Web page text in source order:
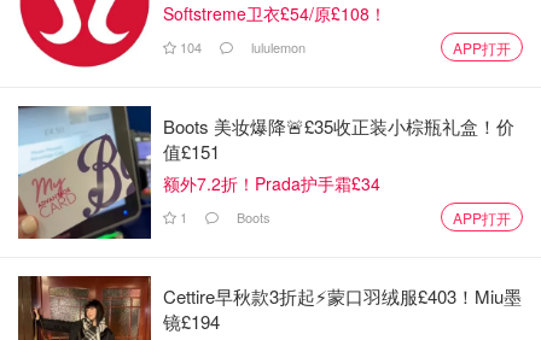
当飞机起飞后我的眼睛👀突然的定格了，原来我是看到了
Miami 的 Keywest。
Softstreme卫衣£54/原£108！
104 lululemon APP打开
Boots 美妆爆降🚨£35收正装小棕瓶礼盒！价
值£151
额外7.2折！Prada护手霜£34
1 Boots APP打开
Cettire早秋款3折起⚡️蒙口羽绒服£403！Miu墨
镜£194